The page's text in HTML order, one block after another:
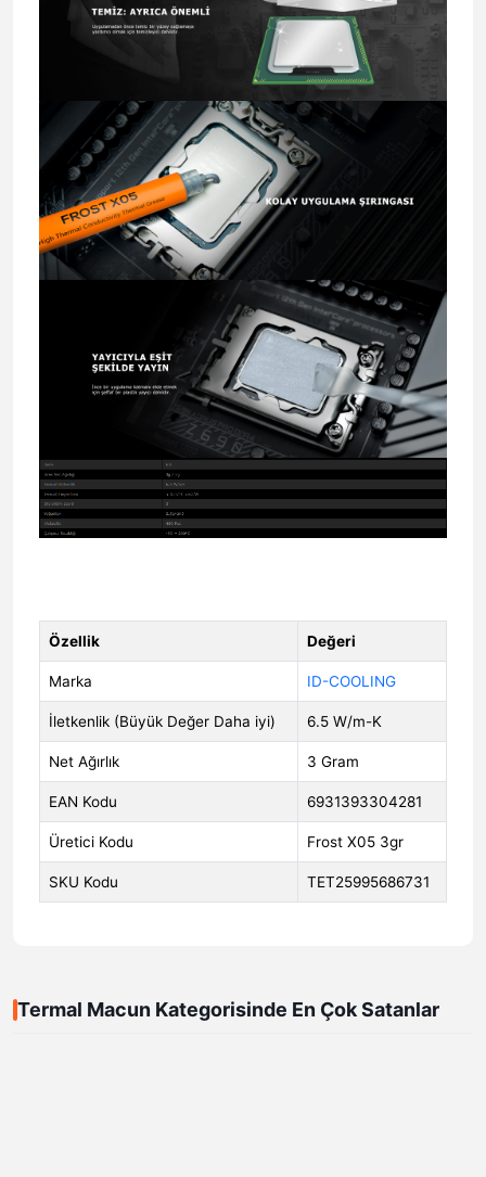
Özellik Değeri
Marka ID-COOLING
İletkenlik (Büyük Değer Daha iyi) 6.5 W/m-K
Net Ağırlık 3 Gram
EAN Kodu 6931393304281
Üretici Kodu Frost X05 3gr
SKU Kodu TET25995686731
Termal Macun Kategorisinde En Çok Satanlar